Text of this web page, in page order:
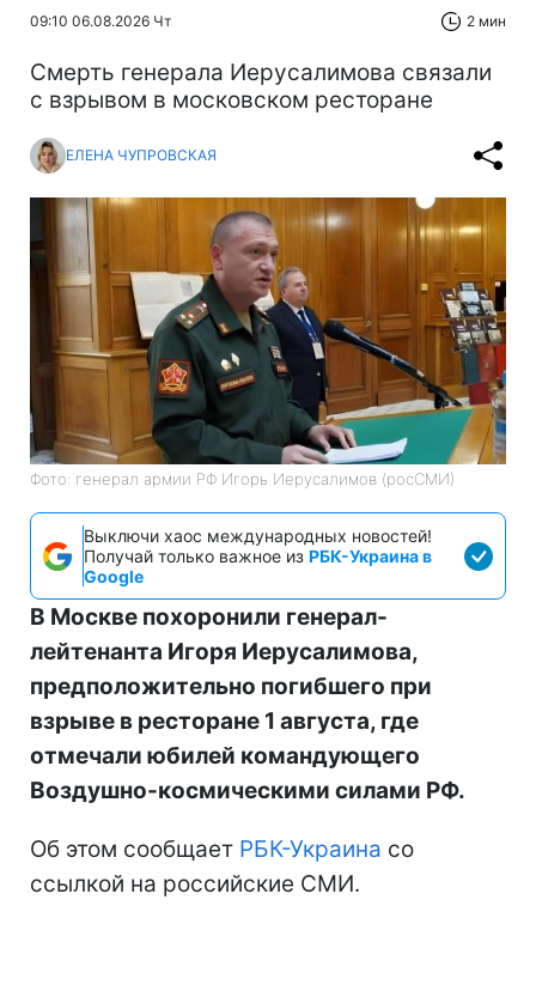
09:10 06.08.2026 Чт 2 мин
Смерть генерала Иерусалимова связали
с взрывом в московском ресторане
ЕЛЕНА ЧУПРОВСКАЯ
Фото: генерал армии РФ Игорь Иерусалимов (росСМИ)
Выключи хаос международных новостей!
Получай только важное из РБК-Украина в
Google
В Москве похоронили генерал-
лейтенанта Игоря Иерусалимова,
предположительно погибшего при
взрыве в ресторане 1 августа, где
отмечали юбилей командующего
Воздушно-космическими силами РФ.
Об этом сообщает РБК-Украина со
ссылкой на российские СМИ.